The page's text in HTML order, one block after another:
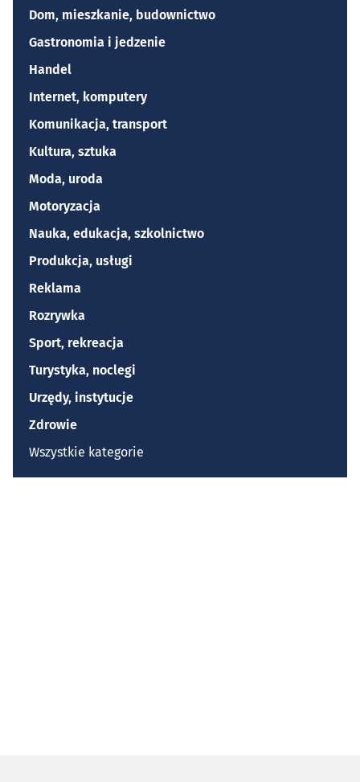
Dom, mieszkanie, budownictwo
Gastronomia i jedzenie
Handel
Internet, komputery
Komunikacja, transport
Kultura, sztuka
Moda, uroda
Motoryzacja
Nauka, edukacja, szkolnictwo
Produkcja, usługi
Reklama
Rozrywka
Sport, rekreacja
Turystyka, noclegi
Urzędy, instytucje
Zdrowie
Wszystkie kategorie